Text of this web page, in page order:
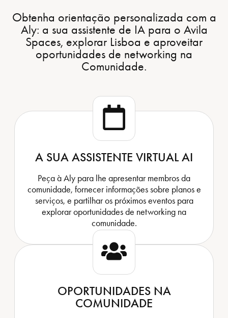
Obtenha orientação personalizada com a
Aly: a sua assistente de IA para o Avila
Spaces, explorar Lisboa e aproveitar
oportunidades de networking na
Comunidade.
A SUA ASSISTENTE VIRTUAL AI
Peça à Aly para lhe apresentar membros da
comunidade, fornecer informações sobre planos e
serviços, e partilhar os próximos eventos para
explorar oportunidades de networking na
comunidade.
OPORTUNIDADES NA
COMUNIDADE